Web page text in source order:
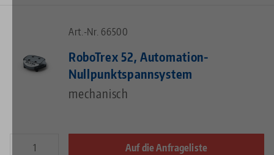
Art.-Nr. 66500
RoboTrex 52, Automation-
Nullpunktspannsystem
mechanisch
Auf die Anfrageliste